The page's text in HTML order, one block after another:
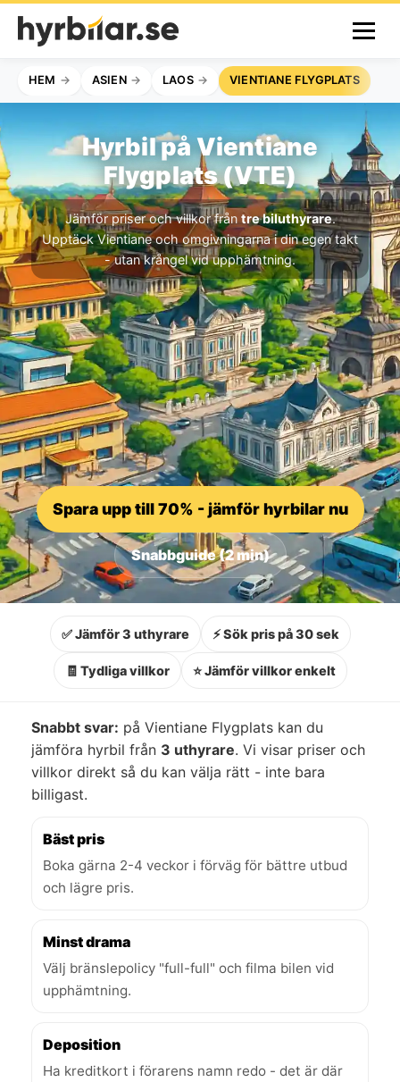
HEM ASIEN LAOS VIENTIANE FLYGPLATS
Hyrbil på Vientiane
Flygplats (VTE)
Jämför priser och villkor från tre biluthyrare.
Upptäck Vientiane och omgivningarna i din egen takt
- utan krångel vid upphämtning.
Spara upp till 70% - jämför hyrbilar nu
Snabbguide (2 min)
✅ Jämför 3 uthyrare ⚡ Sök pris på 30 sek
🧾 Tydliga villkor ⭐ Jämför villkor enkelt
Snabbt svar: på Vientiane Flygplats kan du
jämföra hyrbil från 3 uthyrare. Vi visar priser och
villkor direkt så du kan välja rätt - inte bara
billigast.
Bäst pris
Boka gärna 2-4 veckor i förväg för bättre utbud
och lägre pris.
Minst drama
Välj bränslepolicy "full-full" och filma bilen vid
upphämtning.
Deposition
Ha kreditkort i förarens namn redo - det är där